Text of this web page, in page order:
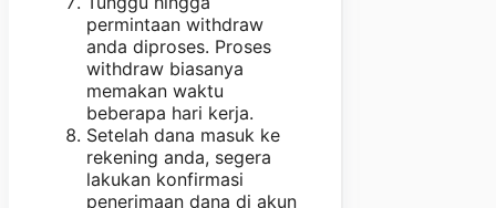
permintaan withdraw
anda diproses. Proses
withdraw biasanya
memakan waktu
beberapa hari kerja.
Setelah dana masuk ke
rekening anda, segera
lakukan konfirmasi
penerimaan dana di akun